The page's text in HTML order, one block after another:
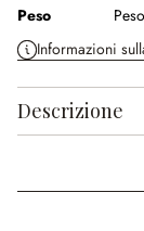
Peso
Informazioni
Descrizione